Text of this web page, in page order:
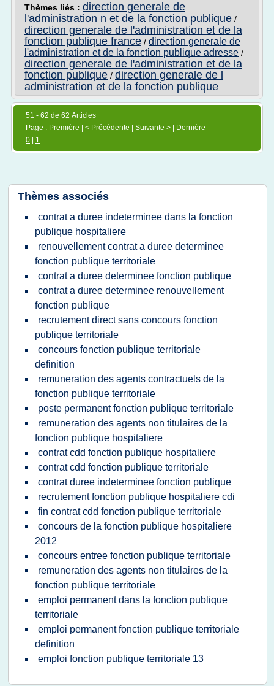
Thèmes liés : direction generale de
l'administration n et de la fonction publique /
direction generale de l'administration et de la
fonction publique france / direction generale de
l'administration et de la fonction publique adresse /
direction generale de l'administration et de la
fonction publique / direction generale de l
administration et de la fonction publique
51 - 62 de 62 Articles
Page : Première | < Précédente
| Suivante > | Dernière
0
1
Thèmes associés
contrat a duree indeterminee dans la fonction
publique hospitaliere
renouvellement contrat a duree determinee
fonction publique territoriale
contrat a duree determinee fonction publique
contrat a duree determinee renouvellement
fonction publique
recrutement direct sans concours fonction
publique territoriale
concours fonction publique territoriale
definition
remuneration des agents contractuels de la
fonction publique territoriale
poste permanent fonction publique territoriale
remuneration des agents non titulaires de la
fonction publique hospitaliere
contrat cdd fonction publique hospitaliere
contrat cdd fonction publique territoriale
contrat duree indeterminee fonction publique
recrutement fonction publique hospitaliere cdi
fin contrat cdd fonction publique territoriale
concours de la fonction publique hospitaliere
2012
concours entree fonction publique territoriale
remuneration des agents non titulaires de la
fonction publique territoriale
emploi permanent dans la fonction publique
territoriale
emploi permanent fonction publique territoriale
definition
emploi fonction publique territoriale 13